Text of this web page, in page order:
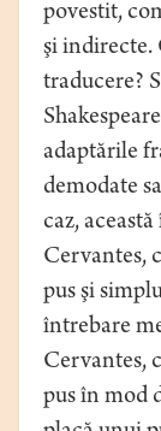
povestit,
şi indirecte.
traducere?
adaptările
demodate
caz,
Cervantes,
pus şi
întrebare
Cervantes,
pus în mod